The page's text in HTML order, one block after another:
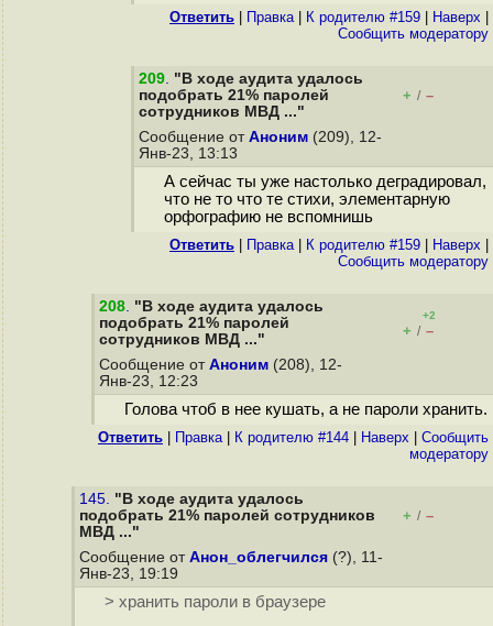
Ответить Правка| К родителю #159 Наверх
Cообщить модератору
209. "В ходе аудита удалось
подобрать 21% паролей
сотрудников МВД ..."
+ / –
Сообщение от Аноним (209), 12-
Янв-23, 13:13
А сейчас ты уже настолько деградировал,
что не то что те стихи, элементарную
орфографию не вспомнишь
Ответить Правка| К родителю #159 Наверх
Cообщить модератору
208. "В ходе аудита удалось
подобрать 21% паролей
сотрудников МВД ..."
+2
+ / –
Сообщение от Аноним (208), 12-
Янв-23, 12:23
Голова чтоб в нее кушать, а не пароли хранить.
Ответить Правка| К родителю #144 Наверх
Cообщить
модератору
145. "В ходе аудита удалось
подобрать 21% паролей сотрудников
МВД ..."
+ / –
Сообщение от Анон_облегчился (?), 11-
Янв-23, 19:19
> хранить пароли в браузере